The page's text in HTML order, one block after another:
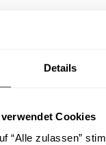
Details
Cookies
“Alle zulassen”